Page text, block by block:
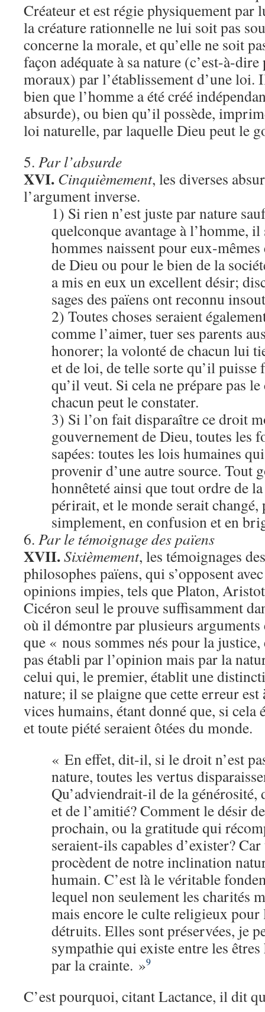
Créateur et est régie physiquement par
la créature rationnelle ne lui soit pas
concerne la morale, et qu’elle ne soit
façon adéquate à sa nature (c’est-à-dire
moraux) par l’établissement d’une loi.
bien que l’homme a été créé
absurde), ou bien qu’il possède,
loi naturelle, par laquelle Dieu peut le
5. Par l’absurde
XVI. Cinquièmement, les diverses
l’argument inverse.
1) Si rien n’est juste par nature
quelconque avantage à l’homme, il
hommes naissent pour eux-
de Dieu ou pour le bien de la
a mis en eux un excellent désir;
sages des païens ont reconnu
2) Toutes choses seraient
comme l’aimer, tuer ses parents
honorer; la volonté de chacun lui
et de loi, de telle sorte qu’il puisse
qu’il veut. Si cela ne prépare pas
chacun peut le constater.
3) Si l’on fait disparaître ce droit
gouvernement de Dieu, toutes les
sapées: toutes les lois humaines
provenir d’une autre source. Tout
honnêteté ainsi que tout ordre de
périrait, et le monde serait changé,
simplement, en confusion et en
6. Par le témoignage des païens
XVII.Sixièmement, les témoignages
philosophes païens, qui s’opposent
opinions impies, tels que Platon,
Cicéron seul le prouve suffisamment
où il démontre par plusieurs
que « nous sommes nés pour la justice,
pas établi par l’opinion mais par la
celui qui, le premier, établit une
nature; il se plaigne que cette erreur
vices humains, étant donné que, si
et toute piété seraient ôtées du monde.
« En effet, dit-il, si le droit n’est
nature, toutes les vertus
Qu’adviendrait-il de la générosité,
et de l’amitié? Comment le désir
prochain, ou la gratitude qui
seraient-ils capables d’exister?
procèdent de notre inclination
humain. C’est là le véritable
lequel non seulement les charités
mais encore le culte religieux pour
détruits. Elles sont préservées, je
sympathie qui existe entre les
par la crainte. »9
C’est pourquoi, citant Lactance, il dit